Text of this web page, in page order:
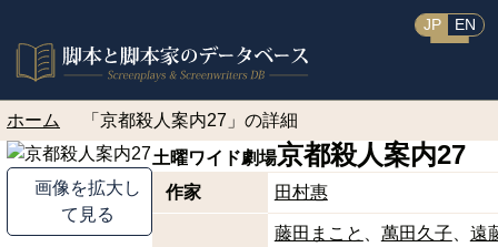
JP EN
ホーム 「京都殺人案内27」の詳細
画像を拡大し
て見る
土曜ワイド劇場京都殺人案内27
作家 田村惠
藤田まこと 萬田久子
遠